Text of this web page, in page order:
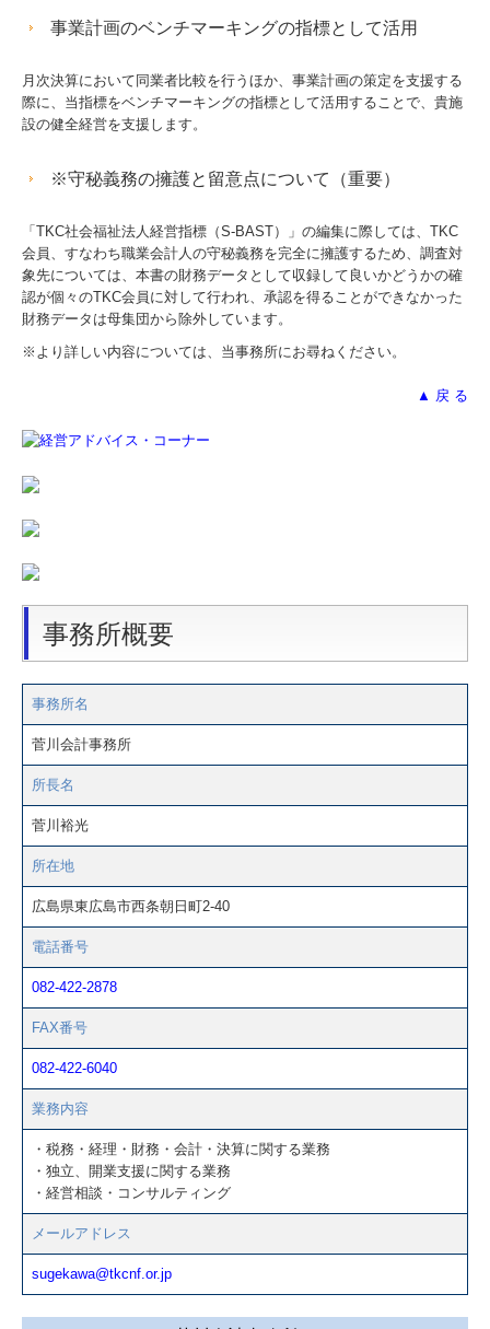
個人情報保護方針
事業計画のベンチマーキングの指標として活用
月次決算において同業者比較を行うほか、事業計画の策定を支援する
際に、当指標をベンチマーキングの指標として活用することで、貴施
設の健全経営を支援します。
※守秘義務の擁護と留意点について（重要）
「TKC社会福祉法人経営指標（S-BAST）」の編集に際しては、TKC
会員、すなわち職業会計人の守秘義務を完全に擁護するため、調査対
象先については、本書の財務データとして収録して良いかどうかの確
認が個々のTKC会員に対して行われ、承認を得ることができなかった
財務データは母集団から除外しています。
※より詳しい内容については、当事務所にお尋ねください。
▲ 戻 る
事務所概要
事務所名
菅川会計事務所
所長名
菅川裕光
所在地
広島県東広島市西条朝日町2-40
電話番号
082-422-2878
FAX番号
082-422-6040
業務内容
・税務・経理・財務・会計・決算に関する業務
・独立、開業支援に関する業務
・経営相談・コンサルティング
メールアドレス
sugekawa@tkcnf.or.jp